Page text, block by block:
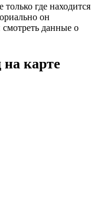
где находится
он
данные о
на карте